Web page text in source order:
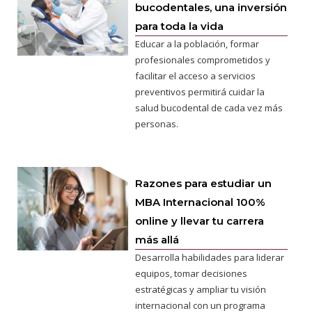
bucodentales, una inversión
para toda la vida
Educar a la población, formar
profesionales comprometidos y
facilitar el acceso a servicios
preventivos permitirá cuidar la
salud bucodental de cada vez más
personas.
Razones para estudiar un
MBA Internacional 100%
online y llevar tu carrera
más allá
Desarrolla habilidades para liderar
equipos, tomar decisiones
estratégicas y ampliar tu visión
internacional con un programa